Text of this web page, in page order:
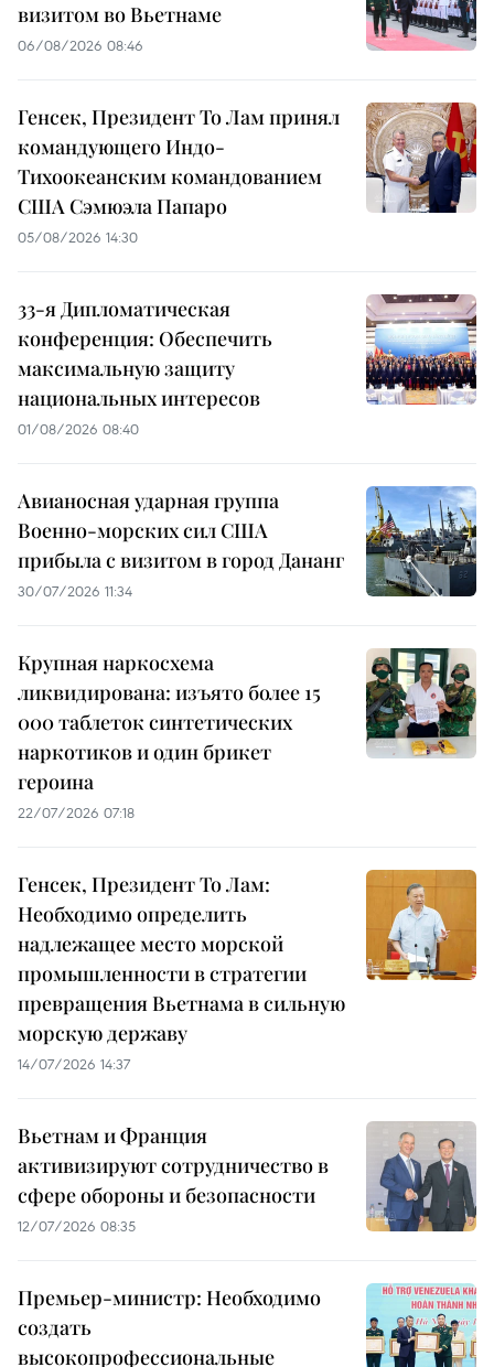
визитом во Вьетнаме
06/08/2026 08:46
Генсек, Президент То Лам принял
командующего Индо-
Тихоокеанским командованием
США Сэмюэла Папаро
05/08/2026 14:30
33-я Дипломатическая
конференция: Обеспечить
максимальную защиту
национальных интересов
01/08/2026 08:40
Авианосная ударная группа
Военно-морских сил США
прибыла с визитом в город Дананг
30/07/2026 11:34
Крупная наркосхема
ликвидирована: изъято более 15
000 таблеток синтетических
наркотиков и один брикет
героина
22/07/2026 07:18
Генсек, Президент То Лам:
Необходимо определить
надлежащее место морской
промышленности в стратегии
превращения Вьетнама в сильную
морскую державу
14/07/2026 14:37
Вьетнам и Франция
активизируют сотрудничество в
сфере обороны и безопасности
12/07/2026 08:35
Премьер-министр: Необходимо
создать
высокопрофессиональные